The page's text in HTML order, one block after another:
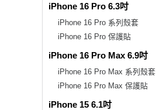
iPhone 16 Pro 6.3吋
iPhone 16 Pro 系列殼套
iPhone 16 Pro 保護貼
iPhone 16 Pro Max 6.9吋
iPhone 16 Pro Max 系列殼套
iPhone 16 Pro Max 保護貼
iPhone 15 6.1吋